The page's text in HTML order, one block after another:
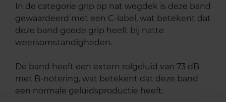
In de categorie grip op nat wegdek is deze band
gewaardeerd met een C-label, wat betekent dat
deze band goede grip heeft bij natte
weersomstandigheden.
De band heeft een extern rolgeluid van 73 dB
met B-notering, wat betekent dat deze band
een normale geluidsproductie heeft.